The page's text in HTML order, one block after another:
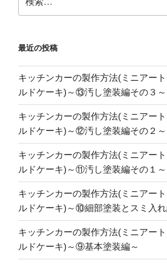
索:
最近の投稿
キッチンカーの製作方法(ミニア
ルドケーキ)～⑬汚し塗装編その３～
キッチンカーの製作方法(ミニア
ルドケーキ)～⑫汚し塗装編その２～
キッチンカーの製作方法(ミニア
ルドケーキ)～⑪汚し塗装編その１～
キッチンカーの製作方法(ミニア
ルドケーキ)～⑩細部塗装とスミ入れ
キッチンカーの製作方法(ミニア
ルドケーキ)～⑨基本塗装編～